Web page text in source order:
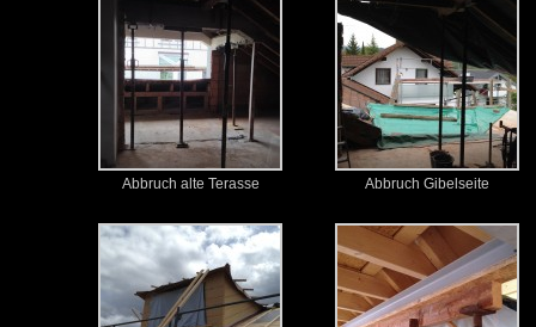
Abbruch alte Terasse Abbruch Gibelseite